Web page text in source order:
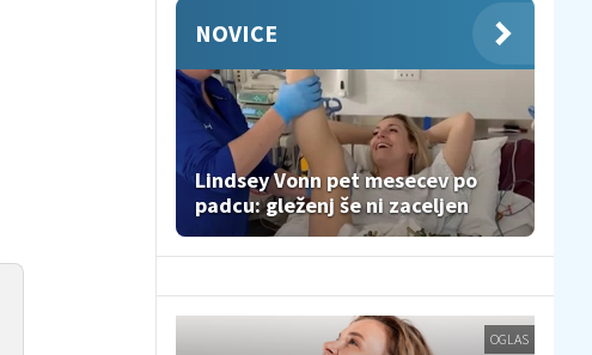
NOVICE
Lindsey Vonn pet mesecev po
padcu: gleženj še ni zaceljen
OGLAS